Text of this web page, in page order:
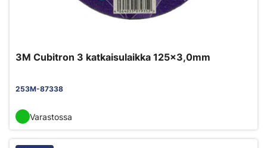
3M Cubitron 3 katkaisulaikka 125x3,0mm
253M-87338
Varastossa